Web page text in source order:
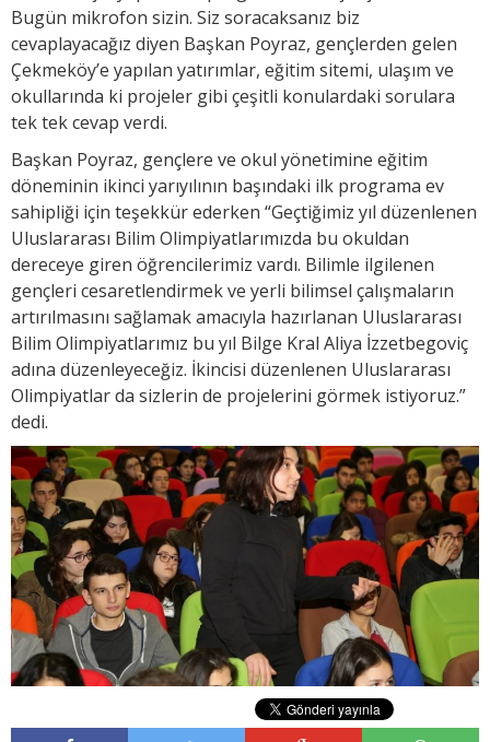
Bugün mikrofon sizin. Siz soracaksanız biz
cevaplayacağız diyen Başkan Poyraz, gençlerden gelen
Çekmeköy’e yapılan yatırımlar, eğitim sitemi, ulaşım ve
okullarında ki projeler gibi çeşitli konulardaki sorulara
tek tek cevap verdi.
Başkan Poyraz, gençlere ve okul yönetimine eğitim
döneminin ikinci yarıyılının başındaki ilk programa ev
sahipliği için teşekkür ederken “Geçtiğimiz yıl düzenlenen
Uluslararası Bilim Olimpiyatlarımızda bu okuldan
dereceye giren öğrencilerimiz vardı. Bilimle ilgilenen
gençleri cesaretlendirmek ve yerli bilimsel çalışmaların
artırılmasını sağlamak amacıyla hazırlanan Uluslararası
Bilim Olimpiyatlarımız bu yıl Bilge Kral Aliya İzzetbegoviç
adına düzenleyeceğiz. İkincisi düzenlenen Uluslararası
Olimpiyatlar da sizlerin de projelerini görmek istiyoruz.”
dedi.